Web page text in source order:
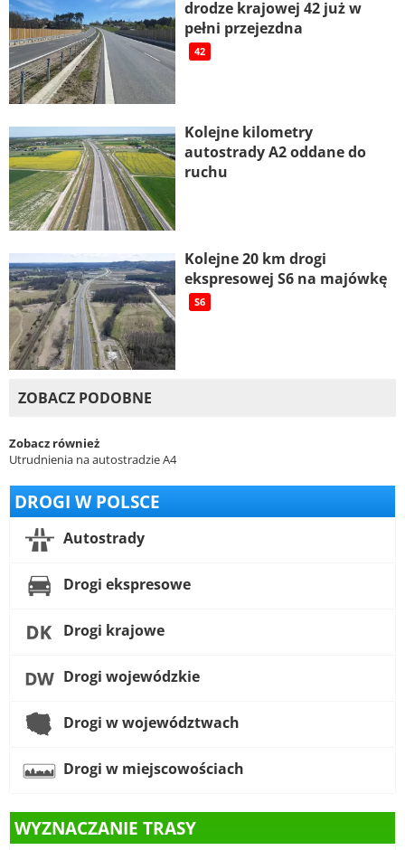
drodze krajowej 42 już w
pełni przejezdna
42
Kolejne kilometry
autostrady A2 oddane do
ruchu
Kolejne 20 km drogi
ekspresowej S6 na majówkę
S6
ZOBACZ PODOBNE
Zobacz również
Utrudnienia na autostradzie A4
DROGI W POLSCE
Autostrady
Drogi ekspresowe
Drogi krajowe
Drogi wojewódzkie
Drogi w województwach
Drogi w miejscowościach
WYZNACZANIE TRASY